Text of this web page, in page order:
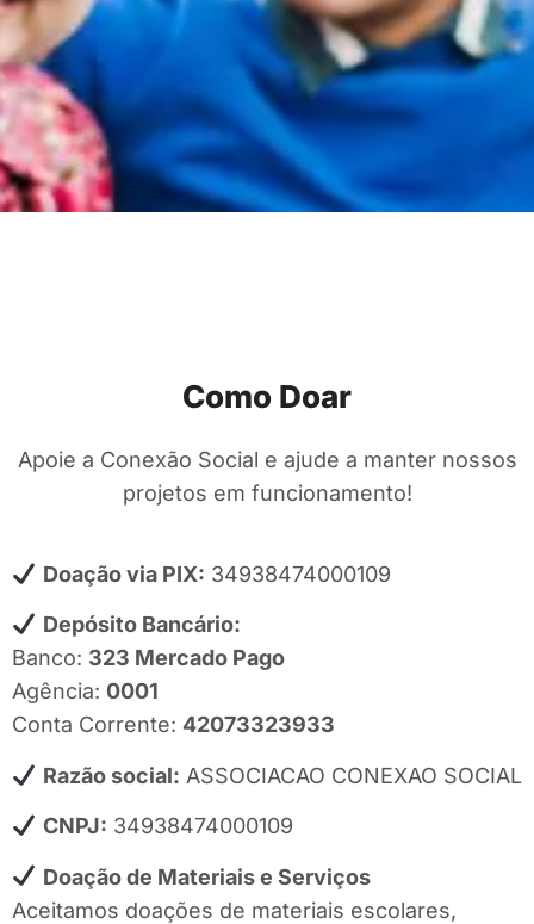
Como Doar
Apoie a Conexão Social e ajude a manter nossos
projetos em funcionamento!
Doação via PIX: 34938474000109
Depósito Bancário:
Banco: 323 Mercado Pago
Agência: 0001
Conta Corrente: 42073323933
Razão social: ASSOCIACAO CONEXAO SOCIAL
CNPJ: 34938474000109
Doação de Materiais e Serviços
Aceitamos doações de materiais escolares,